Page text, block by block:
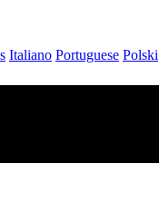
Italiano Portuguese Polski